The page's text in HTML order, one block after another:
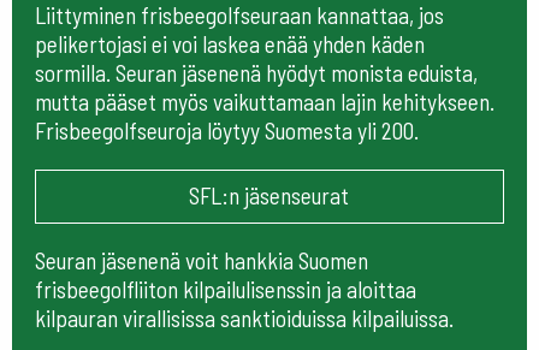
Liittyminen frisbeegolfseuraan kannattaa, jos
pelikertojasi ei voi laskea enää yhden käden
sormilla. Seuran jäsenenä hyödyt monista eduista,
mutta pääset myös vaikuttamaan lajin kehitykseen.
Frisbeegolfseuroja löytyy Suomesta yli 200.
SFL:n jäsenseurat
Seuran jäsenenä voit hankkia Suomen
frisbeegolfliiton kilpailulisenssin ja aloittaa
kilpauran virallisissa sanktioiduissa kilpailuissa.